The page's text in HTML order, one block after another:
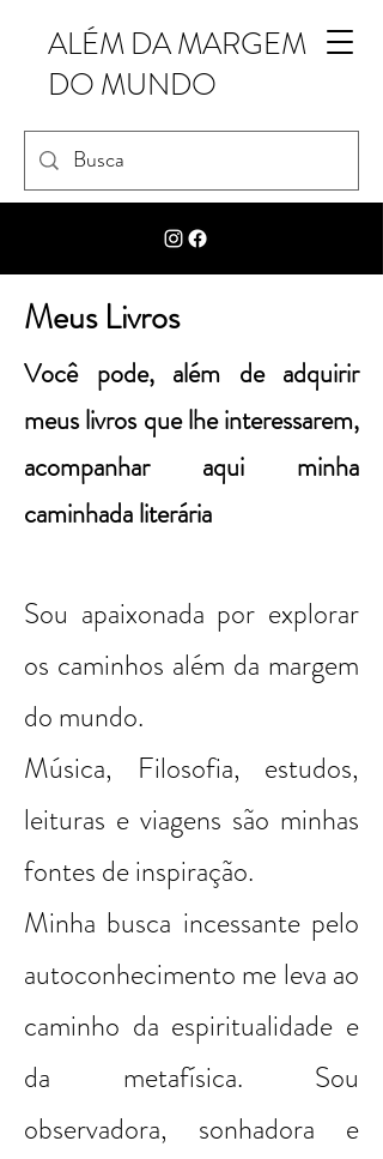
ALÉM DA MARGEM
DO MUNDO
Meus Livros
Você pode, além de adquirir
meus livros que lhe interessarem,
acompanhar aqui minha
caminhada literária
Sou apaixonada por explorar
os caminhos além da margem
do mundo.
Música, Filosofia, estudos,
leituras e viagens são minhas
fontes de inspiração.
Minha busca incessante pelo
autoconhecimento me leva ao
caminho da espiritualidade e
da metafísica. Sou
observadora, sonhadora e